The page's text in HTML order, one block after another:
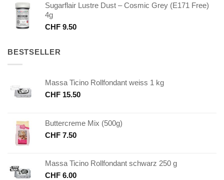
Sugarflair Lustre Dust – Cosmic Grey (E171 Free)
4g
CHF 9.50
BESTSELLER
Massa Ticino Rollfondant weiss 1 kg
CHF 15.50
Buttercreme Mix (500g)
CHF 7.50
Massa Ticino Rollfondant schwarz 250 g
CHF 6.00